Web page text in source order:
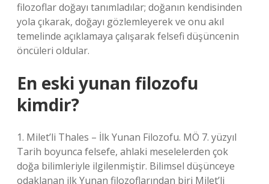
filozoflar doğayı tanımladılar; doğanın kendisinden
yola çıkarak, doğayı gözlemleyerek ve onu akıl
temelinde açıklamaya çalışarak felsefi düşüncenin
öncüleri oldular.
En eski yunan filozofu
kimdir?
1. Milet’li Thales – İlk Yunan Filozofu. MÖ 7. yüzyıl
Tarih boyunca felsefe, ahlaki meselelerden çok
doğa bilimleriyle ilgilenmiştir. Bilimsel düşünceye
odaklanan ilk Yunan filozoflarından biri Milet’li